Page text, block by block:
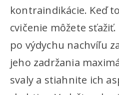
kontraindikácie. Keď
cvičenie môžete
po výdychu nachvíľu
jeho zadržania
svaly a stiahnite ich